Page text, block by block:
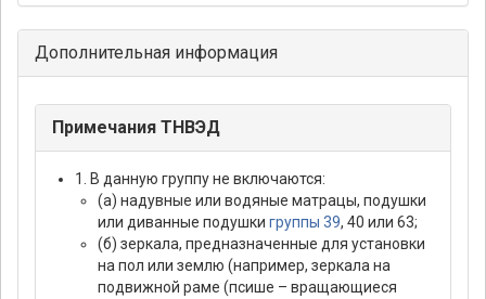
Дополнительная информация
Примечания ТНВЭД
1. В данную группу не включаются:
(а) надувные или водяные матрацы, подушки
или диванные подушки группы 39, 40 или 63;
(б) зеркала, предназначенные для установки
на пол или землю (например, зеркала на
подвижной раме (псише – вращающиеся